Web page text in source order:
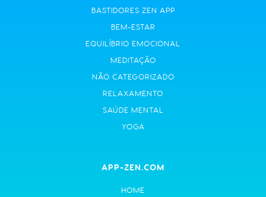
BASTIDORES ZEN APP
BEM-ESTAR
EQUILÍBRIO EMOCIONAL
MEDITAÇÃO
NÃO CATEGORIZADO
RELAXAMENTO
SAÚDE MENTAL
YOGA
APP-ZEN.COM
HOME